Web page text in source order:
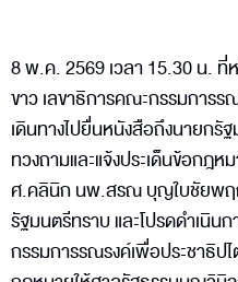
8 พ.ค. 2569 เวลา 15.30 น. ที่
ขาว เลขาธิการคณะกรรมการร
เดินทางไปยื่นหนังสือถึงนายกรั
ทวงถามและแจ้งประเด็นข้อก
ศ.คลินิก นพ.สรณ บุญใบชัยพฤ
รัฐมนตรีทราบ และโปรดดำเนิ
กรรมการรณรงค์เพื่อประชาธิป